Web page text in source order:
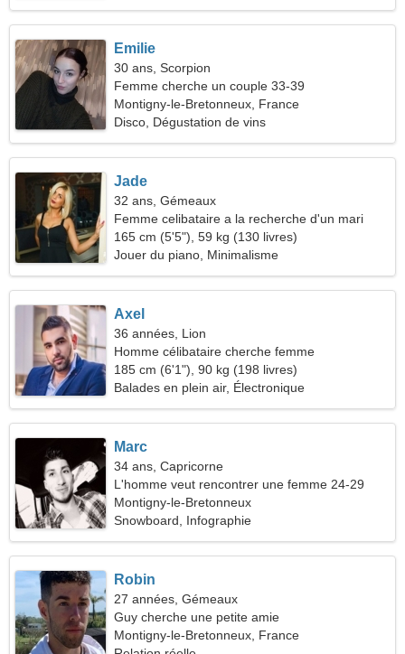
Emilie
30 ans, Scorpion
Femme cherche un couple 33-39
Montigny-le-Bretonneux, France
Disco, Dégustation de vins
Jade
32 ans, Gémeaux
Femme celibataire a la recherche d'un mari
165 cm (5'5"), 59 kg (130 livres)
Jouer du piano, Minimalisme
Axel
36 années, Lion
Homme célibataire cherche femme
185 cm (6'1"), 90 kg (198 livres)
Balades en plein air, Électronique
Marc
34 ans, Capricorne
L'homme veut rencontrer une femme 24-29
Montigny-le-Bretonneux
Snowboard, Infographie
Robin
27 années, Gémeaux
Guy cherche une petite amie
Montigny-le-Bretonneux, France